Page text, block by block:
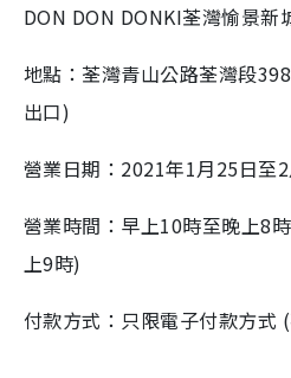
DON DON DONKI荃灣愉景
地點：荃灣青山公路荃灣段
出口)
營業日期：2021年1月25日至
營業時間：早上10時至晚上8
上9時)
付款方式：只限電子付款方式